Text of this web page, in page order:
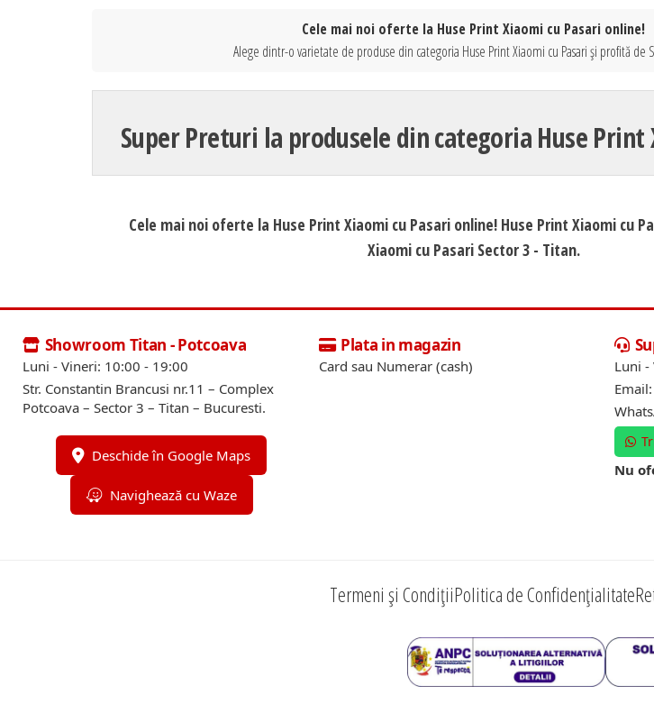
Cele mai noi oferte la Huse Print Xiaomi cu Pasari online!
Alege dintr-o varietate de produse din categoria Huse Print Xiaomi cu Pasari și profită de
Super Preturi la produsele din categoria Huse Print
Cele mai noi oferte la Huse Print Xiaomi cu Pasari online! Huse Print Xiaomi cu
Xiaomi cu Pasari Sector 3 - Titan.
Showroom Titan - Potcoava
Luni - Vineri: 10:00 - 19:00
Str. Constantin Brancusi nr.11 – Complex
Potcoava – Sector 3 – Titan – Bucuresti.
Deschide în Google Maps
Navighează cu Waze
Plata in magazin
Card sau Numerar (cash)
Luni -
Email:
Nu
Termeni și CondițiiPolitica de Confidențialitate